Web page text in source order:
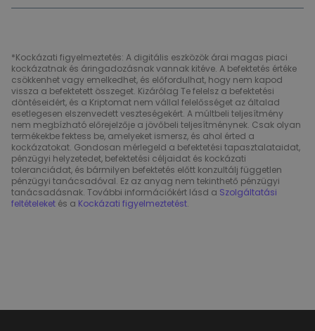
*Kockázati figyelmeztetés: A digitális eszközök árai magas piaci
kockázatnak és áringadozásnak vannak kitéve. A befektetés értéke
csökkenhet vagy emelkedhet, és előfordulhat, hogy nem kapod
vissza a befektetett összeget. Kizárólag Te felelsz a befektetési
döntéseidért, és a Kriptomat nem vállal felelősséget az általad
esetlegesen elszenvedett veszteségekért. A múltbeli teljesítmény
nem megbízható előrejelzője a jövőbeli teljesítménynek. Csak olyan
termékekbe fektess be, amelyeket ismersz, és ahol érted a
kockázatokat. Gondosan mérlegeld a befektetési tapasztalataidat,
pénzügyi helyzetedet, befektetési céljaidat és kockázati
toleranciádat, és bármilyen befektetés előtt konzultálj független
pénzügyi tanácsadóval. Ez az anyag nem tekinthető pénzügyi
tanácsadásnak. További információkért lásd a Szolgáltatási
feltételeket és a Kockázati figyelmeztetést.